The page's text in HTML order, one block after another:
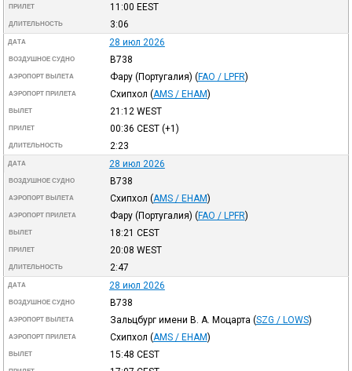
ПРИЛЕТ 11:00 EEST
ДЛИТЕЛЬНОСТЬ 3:06
ДАТА 28 июл 2026
ВОЗДУШНОЕ СУДНО B738
АЭРОПОРТ ВЫЛЕТА Фару (Португалия) (FAO / LPFR)
АЭРОПОРТ ПРИЛЕТА Схипхол (AMS / EHAM)
ВЫЛЕТ 21:12 WEST
ПРИЛЕТ 00:36 CEST(+1)
ДЛИТЕЛЬНОСТЬ 2:23
ДАТА 28 июл 2026
ВОЗДУШНОЕ СУДНО B738
АЭРОПОРТ ВЫЛЕТА Схипхол (AMS / EHAM)
АЭРОПОРТ ПРИЛЕТА Фару (Португалия) (FAO / LPFR)
ВЫЛЕТ 18:21 CEST
ПРИЛЕТ 20:08 WEST
ДЛИТЕЛЬНОСТЬ 2:47
ДАТА 28 июл 2026
ВОЗДУШНОЕ СУДНО B738
АЭРОПОРТ ВЫЛЕТА Зальцбург имени В. А. Моцарта (SZG / LOWS)
АЭРОПОРТ ПРИЛЕТА Схипхол (AMS / EHAM)
ВЫЛЕТ 15:48 CEST